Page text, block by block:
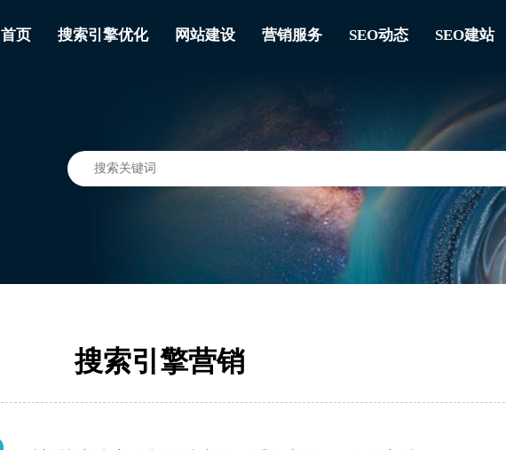
首页 搜索引擎优化 网站建设 营销服务 SEO动态 SEO建站
搜索引擎营销